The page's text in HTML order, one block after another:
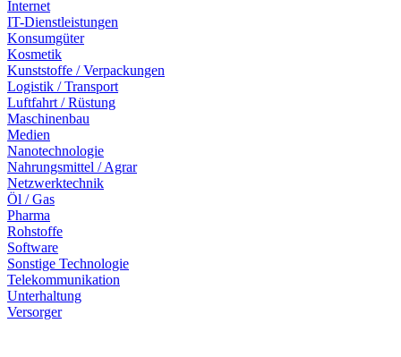
Internet
IT-Dienstleistungen
Konsumgüter
Kosmetik
Kunststoffe / Verpackungen
Logistik / Transport
Luftfahrt / Rüstung
Maschinenbau
Medien
Nanotechnologie
Nahrungsmittel / Agrar
Netzwerktechnik
Öl / Gas
Pharma
Rohstoffe
Software
Sonstige Technologie
Telekommunikation
Unterhaltung
Versorger